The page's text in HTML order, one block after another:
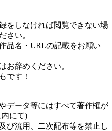
をしなければ閲覧できない場
さい。
品名・URLの記載をお願い
お辞めください。
です！
データ等にはすべて著作権が
にて)
び流用、二次配布等を禁止し